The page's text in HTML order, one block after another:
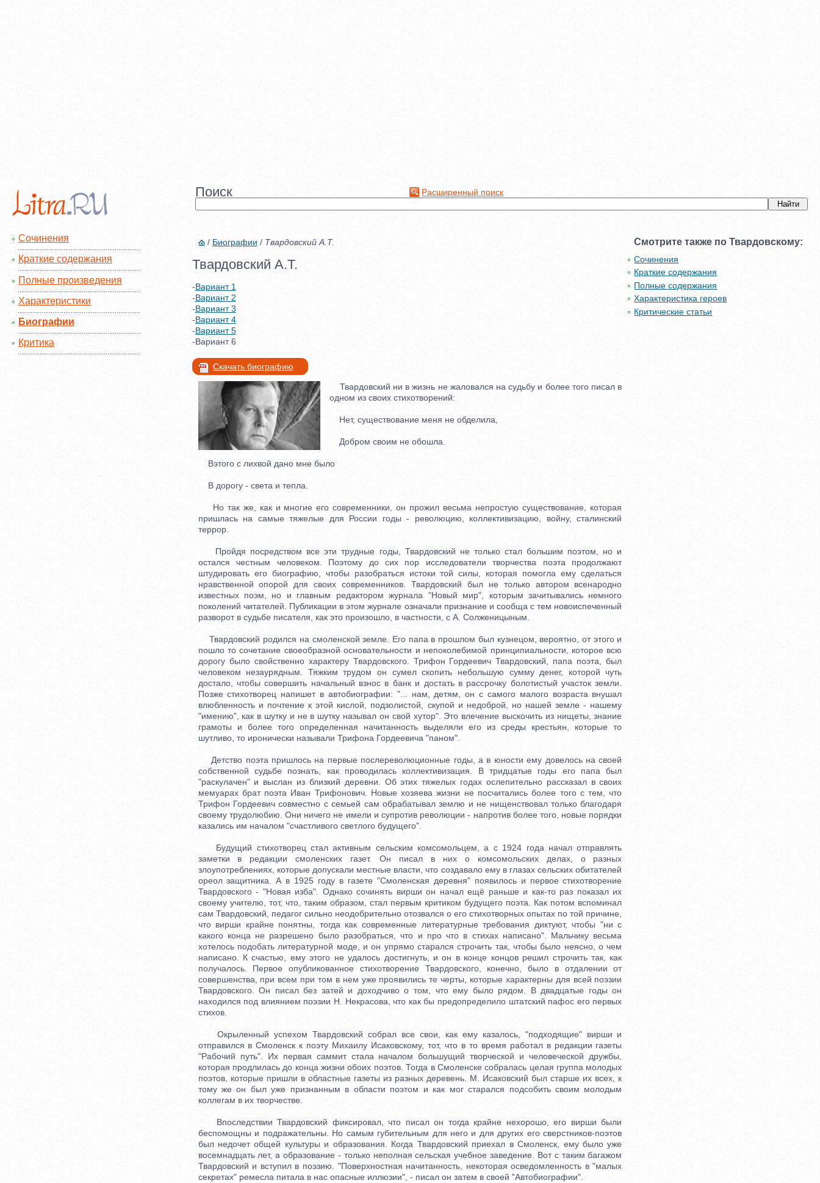
Поиск Расширенный поиск
Сочинения
Краткие содержания
Полные произведения
Характеристики
Биографии
Критика
/ Биографии / Твардовский А.Т.
Твардовский А.Т.
-Вариант 1
-Вариант 2
-Вариант 3
-Вариант 4
-Вариант 5
-Вариант 6
Скачать биографию
Твардовский ни в жизнь не жаловался на судьбу и более того писал в
одном из своих стихотворений:
Нет, существование меня не обделила,
Добром своим не обошла.
Вэтого с лихвой дано мне было
В дорогу - света и тепла.
Но так же, как и многие его современники, он прожил весьма непростую существование, которая
пришлась на самые тяжелые для России годы - революцию, коллективизацию, войну, сталинский
террор.
Пройдя посредством все эти трудные годы, Твардовский не только стал большим поэтом, но и
остался честным человеком. Поэтому до сих пор исследователи творчества поэта продолжают
штудировать его биографию, чтобы разобраться истоки той силы, которая помогла ему сделаться
нравственной опорой для своих современников. Твардовский был не только автором всенародно
известных поэм, но и главным редактором журнала "Новый мир", которым зачитывались немного
поколений читателей. Публикации в этом журнале означали признание и сообща с тем новоиспеченный
разворот в судьбе писателя, как это произошло, в частности, с А. Солженицыным.
Твардовский родился на смоленской земле. Его папа в прошлом был кузнецом, вероятно, от этого и
пошло то сочетание своеобразной основательности и непоколебимой принципиальности, которое всю
дорогу было свойственно характеру Твардовского. Трифон Гордеевич Твардовский, папа поэта, был
человеком незаурядным. Тяжким трудом он сумел скопить небольшую сумму денег, которой чуть
достало, чтобы совершить начальный взнос в банк и достать в рассрочку болотистый участок земли.
Позже стихотворец напишет в автобиографии: "... нам, детям, он с самого малого возраста внушал
влюбленность и почтение к этой кислой, подзолистой, скупой и недоброй, но нашей земле - нашему
"имению", как в шутку и не в шутку называл он свой хутор". Это влечение выскочить из нищеты, знание
грамоты и более того определенная начитанность выделяли его из среды крестьян, которые то
шутливо, то иронически называли Трифона Гордеевича "паном".
Детство поэта пришлось на первые послереволюционные годы, а в юности ему довелось на своей
собственной судьбе познать, как проводилась коллективизация. В тридцатые годы его папа был
"раскулачен" и выслан из близкий деревни. Об этих тяжелых годах ослепительно рассказал в своих
мемуарах брат поэта Иван Трифонович. Новые хозяева жизни не посчитались более того с тем, что
Трифон Гордеевич совместно с семьей сам обрабатывал землю и не нищенствовал только благодаря
своему трудолюбию. Они ничего не имели и супротив революции - напротив более того, новые порядки
казались им началом "счастливого светлого будущего".
Будущий стихотворец стал активным сельским комсомольцем, а с 1924 года начал отправлять
заметки в редакции смоленских газет. Он писал в них о комсомольских делах, о разных
злоупотреблениях, которые допускали местные власти, что создавало ему в глазах сельских обитателей
ореол защитника. А в 1925 году в газете "Смоленская деревня" появилось и первое стихотворение
Твардовского - "Новая изба". Однако сочинять вирши он начал ещё раньше и как-то раз показал их
своему учителю, тот, что, таким образом, стал первым критиком будущего поэта. Как потом вспоминал
сам Твардовский, педагог сильно неодобрительно отозвался о его стихотворных опытах по той причине,
что вирши крайне понятны, тогда как современные литературные требования диктуют, чтобы "ни с
какого конца не разрешено было разобраться, что и про что в стихах написано". Мальчику весьма
хотелось подобать литературной моде, и он упрямо старался строчить так, чтобы было неясно, о чем
написано. К счастью, ему этого не удалось достигнуть, и он в конце концов решил строчить так, как
получалось. Первое опубликованное стихотворение Твардовского, конечно, было в отдалении от
совершенства, при всем при том в нем уже проявились те черты, которые характерны для всей поэзии
Твардовского. Он писал без затей и доходчиво о том, что ему было рядом. В двадцатые годы он
находился под влиянием поэзии Н. Некрасова, что как бы предопределило штатский пафос его первых
стихов.
Окрыленный успехом Твардовский собрал все свои, как ему казалось, "подходящие" вирши и
отправился в Смоленск к поэту Михаилу Исаковскому, тот, что в то время работал в редакции газеты
"Рабочий путь". Их первая саммит стала началом большущий творческой и человеческой дружбы,
которая продлилась до конца жизни обоих поэтов. Тогда в Смоленске собралась целая группа молодых
поэтов, которые пришли в областные газеты из разных деревень. М. Исаковский был старше их всех, к
тому же он был уже признанным в области поэтом и как мог старался подсобить своим молодым
коллегам в их творчестве.
Впоследствии Твардовский фиксировал, что писал он тогда крайне нехорошо, его вирши были
беспомощны и подражательны. Но самым губительным для него и для других его сверстников-поэтов
был недочет общей культуры и образования. Когда Твардовский приехал в Смоленск, ему было уже
восемнадцать лет, а образование - только неполная сельская учебное заведение. Вот с таким багажом
Твардовский и вступил в поэзию. "Поверхностная начитанность, некоторая осведомленность в "малых
секретах" ремесла питала в нас опасные иллюзии", - писал он затем в своей "Автобиографии".
Смотрите также по Твардовскому:
Сочинения
Краткие содержания
Полные содержания
Характеристика героев
Критические статьи